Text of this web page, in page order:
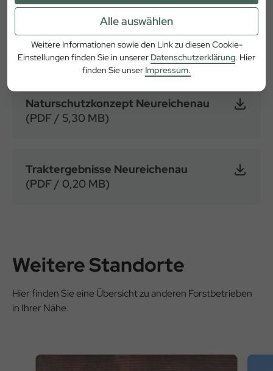
Alle auswählen
Weitere Informationen sowie den Link zu diesen Cookie-
Einstellungen finden Sie in unserer Datenschutzerklärung. Hier
finden Sie unser Impressum.
einen verbindlichen Rahmen vor. Es wird von den
Forstbetrieben durch regionale Naturschutzkonzepte für
den jeweiligen Bereich ergänzt. Zusätzlich stehen hier für
Sie die Traktergebnisse des Forstbetriebes zur Verfügung.
Naturschutzkonzept Neureichenau
(PDF / 5,30 MB)
Traktergebnisse Neureichenau
(PDF / 0,20 MB)
Weitere Standorte
Hier finden Sie eine Übersicht zu anderen Forstbetrieben
in Ihrer Nähe.